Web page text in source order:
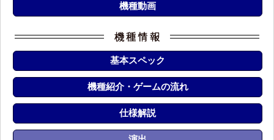
機種動画
基本スペック
機種紹介・ゲームの流れ
仕様解説